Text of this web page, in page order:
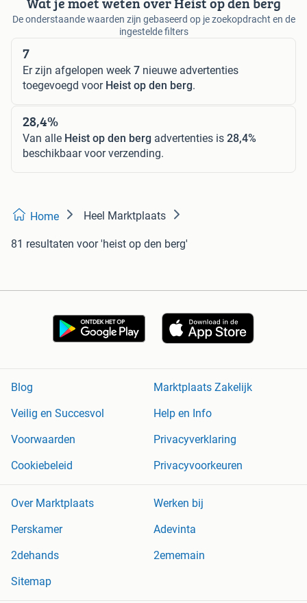
De onderstaande waarden zijn gebaseerd op je zoekopdracht en de
ingestelde filters
7
Er zijn afgelopen week 7 nieuwe advertenties
toegevoegd voor Heist op den berg.
28,4%
Van alle Heist op den berg advertenties is 28,4%
beschikbaar voor verzending.
Home Heel Marktplaats
81 resultaten voor 'heist op den berg'
Blog
Marktplaats Zakelijk
Veilig en Succesvol
Help en Info
Voorwaarden
Privacyverklaring
Cookiebeleid
Privacyvoorkeuren
Over Marktplaats
Werken bij
Perskamer
Adevinta
2dehands
2ememain
Sitemap